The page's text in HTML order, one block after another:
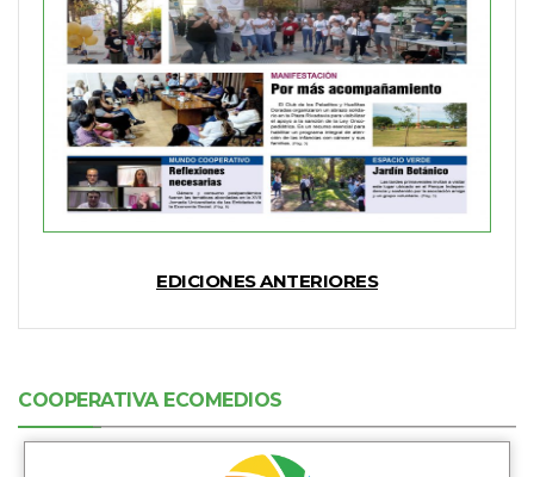
EDICIONES ANTERIORES
COOPERATIVA ECOMEDIOS